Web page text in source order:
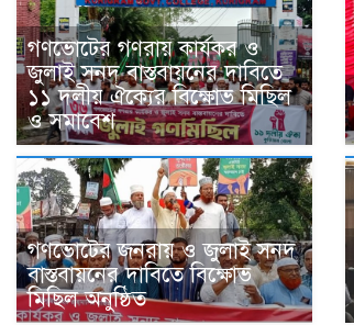
গণভোটের গণরায় কার্যকর ও
জুলাই সনদ বাস্তবায়নের দাবিতে
১১ দলীয় ঐক্যের বিক্ষোভ মিছিল
ও সমাবেশ
গণভোটের জনরায় ও জুলাই সনদ
বাস্তবায়নের দাবিতে বিক্ষোভ
মিছিল অনুষ্ঠিত